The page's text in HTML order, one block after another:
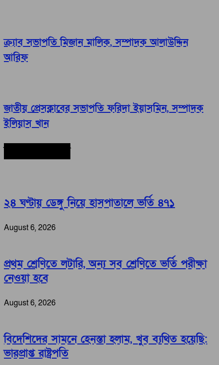
ক্র্যাব সভাপতি মিজান মালিক, সম্পাদক আলাউদ্দিন
আরিফ
জাতীয় প্রেসক্লাবের সভাপতি ফরিদা ইয়াসমিন, সম্পাদক
ইলিয়াস খান
২৪ ঘণ্টায় ডেঙ্গু নিয়ে হাসপাতালে ভর্তি ৪৭১
August 6, 2026
প্রথম শ্রেণিতে লটারি, অন্য সব শ্রেণিতে ভর্তি পরীক্ষা
নেওয়া হবে
August 6, 2026
বিদেশিদের সামনে হেনস্তা হলাম, খুব ব্যথিত হয়েছি:
ভারপ্রাপ্ত রাষ্ট্রপতি